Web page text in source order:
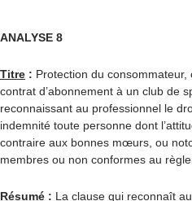
ANALYSE 8
Titre : Protection du consommateur,
contrat d’abonnement à un club de
reconnaissant au professionnel le
indemnité toute personne dont
contraire aux bonnes mœurs, ou
membres ou non conformes au
Résumé : La clause qui reconnaît